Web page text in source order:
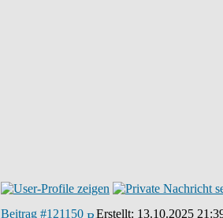
Beitrag #121150 Erstellt: 13.10.2025